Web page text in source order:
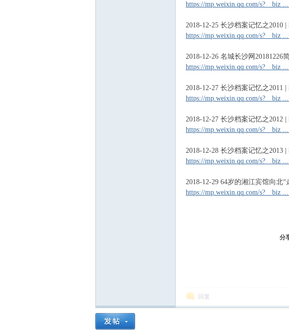
https://mp.weixin.qq.com/s?__biz
2018-12-25 长沙档案记忆之2010
https://mp.weixin.qq.com/s?__biz
2018-12-26 名城长沙网
https://mp.weixin.qq.com/s?__biz
2018-12-27 长沙档案记忆之2011
https://mp.weixin.qq.com/s?__biz
2018-12-27 长沙档案记忆之2012
https://mp.weixin.qq.com/s?__biz
2018-12-28 长沙档案记忆之2013
https://mp.weixin.qq.com/s?__biz
2018-12-29 64岁的湘江宾馆向北“
https://mp.weixin.qq.com/s?__biz
分
回复